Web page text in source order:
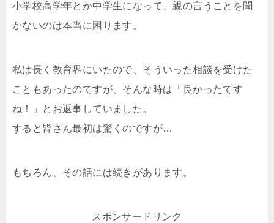
小学校高学年とか中学生になって、親の言うことを聞
かないのは本当に困ります。
私は長く教育界にいたので、そういった相談を受けた
こともあったのですが、そんな時は「良かったです
ね！」とお返事していました。
すると皆さん最初は驚くのですが…
もちろん、その話には続きがあります。
スポンサードリンク